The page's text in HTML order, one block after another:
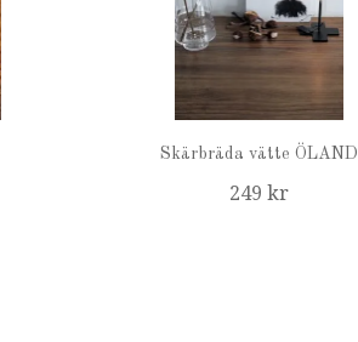
Skärbräda vätte ÖLAND
249 kr